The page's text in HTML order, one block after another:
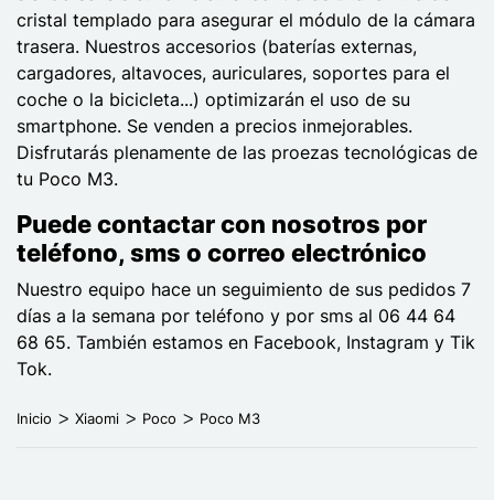
cristal templado para asegurar el módulo de la cámara
trasera. Nuestros accesorios (baterías externas,
cargadores, altavoces, auriculares, soportes para el
coche o la bicicleta...) optimizarán el uso de su
smartphone. Se venden a precios inmejorables.
Disfrutarás plenamente de las proezas tecnológicas de
tu Poco M3.
Puede contactar con nosotros por
teléfono, sms o correo electrónico
Nuestro equipo hace un seguimiento de sus pedidos 7
días a la semana por teléfono y por sms al 06 44 64
68 65. También estamos en Facebook, Instagram y Tik
Tok.
Inicio Xiaomi Poco Poco M3